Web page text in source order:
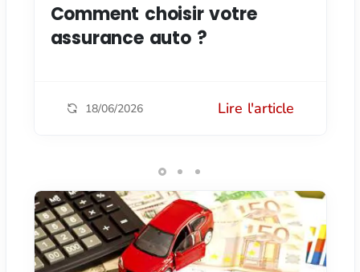
Comment choisir votre
assurance auto ?
18/06/2026 Lire l'article